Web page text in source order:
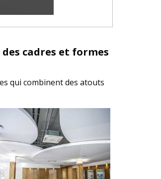
cadres et formes
qui combinent des atouts